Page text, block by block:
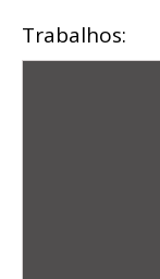
Trabalhos: